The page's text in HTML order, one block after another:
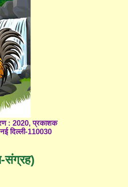
: 2020, प्रकाशक
दिल्ली-110030
संग्रह)